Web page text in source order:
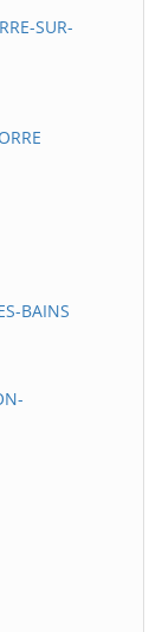
SUR-
BAINS